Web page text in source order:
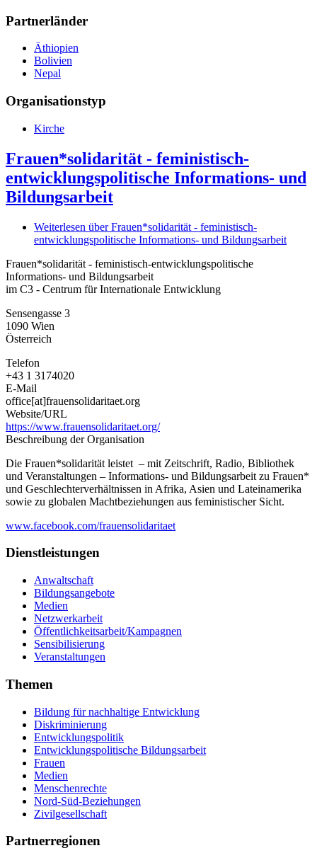
Partnerländer
Äthiopien
Bolivien
Nepal
Organisationstyp
Kirche
Frauen*solidarität - feministisch-
entwicklungspolitische Informations- und
Bildungsarbeit
Weiterlesen über Frauen*solidarität - feministisch-
entwicklungspolitische Informations- und Bildungsarbeit
Frauen*solidarität - feministisch-entwicklungspolitische
Informations- und Bildungsarbeit
im C3 - Centrum für Internationale Entwicklung
Sensengasse 3
1090 Wien
Österreich
Telefon
+43 1 3174020
E-Mail
office[at]frauensolidaritaet.org
Website/URL
https://www.frauensolidaritaet.org/
Beschreibung der Organisation
Die Frauen*solidarität leistet – mit Zeitschrift, Radio, Bibliothek
und Veranstaltungen – Informations- und Bildungsarbeit zu Frauen*
und Geschlechterverhältnissen in Afrika, Asien und Lateinamerika
sowie zu globalen Machtbeziehungen aus feministischer Sicht.
www.facebook.com/frauensolidaritaet
Dienstleistungen
Anwaltschaft
Bildungsangebote
Medien
Netzwerkarbeit
Öffentlichkeitsarbeit/Kampagnen
Sensibilisierung
Veranstaltungen
Themen
Bildung für nachhaltige Entwicklung
Diskriminierung
Entwicklungspolitik
Entwicklungspolitische Bildungsarbeit
Frauen
Medien
Menschenrechte
Nord-Süd-Beziehungen
Zivilgesellschaft
Partnerregionen